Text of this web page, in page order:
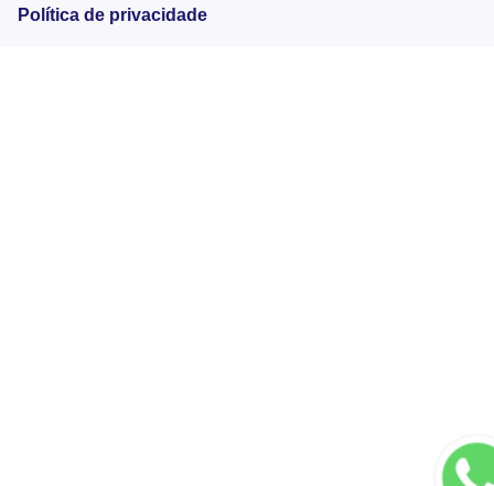
Política de privacidade